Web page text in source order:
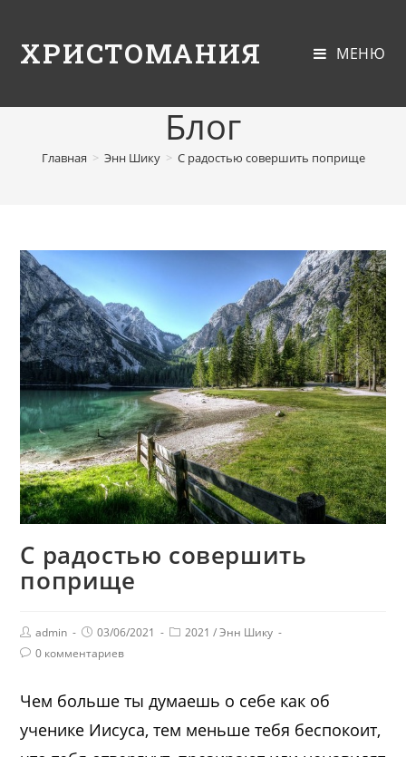
ХРИСТОМАНИЯ МЕНЮ
Блог
Главная > Энн Шику > С радостью совершить поприще
С радостью совершить
поприще
admin 03/06/2021 2021 / Энн Шику
0 комментариев
Чем больше ты думаешь о себе как об
ученике Иисуса, тем меньше тебя беспокоит,